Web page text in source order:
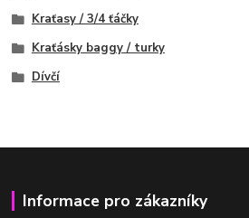
Kraťasy / 3/4 ťáčky
Kraťásky baggy / turky
Dívčí
Informace pro zákazníky